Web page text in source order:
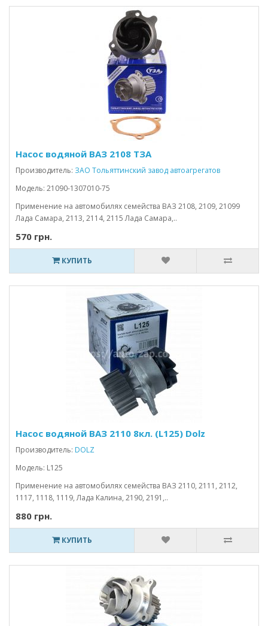
Насос водяной ВАЗ 2108 ТЗА
Производитель: ЗАО Тольяттинский завод автоагрегатов
Модель: 21090-1307010-75
Применение на автомобилях семейства ВАЗ 2108, 2109, 21099
Лада Самара, 2113, 2114, 2115 Лада Самара,..
570 грн.
КУПИТЬ
Насос водяной ВАЗ 2110 8кл. (L125) Dolz
Производитель: DOLZ
Модель: L125
Применение на автомобилях семейства ВАЗ 2110, 2111, 2112,
1117, 1118, 1119, Лада Калина, 2190, 2191,..
880 грн.
КУПИТЬ